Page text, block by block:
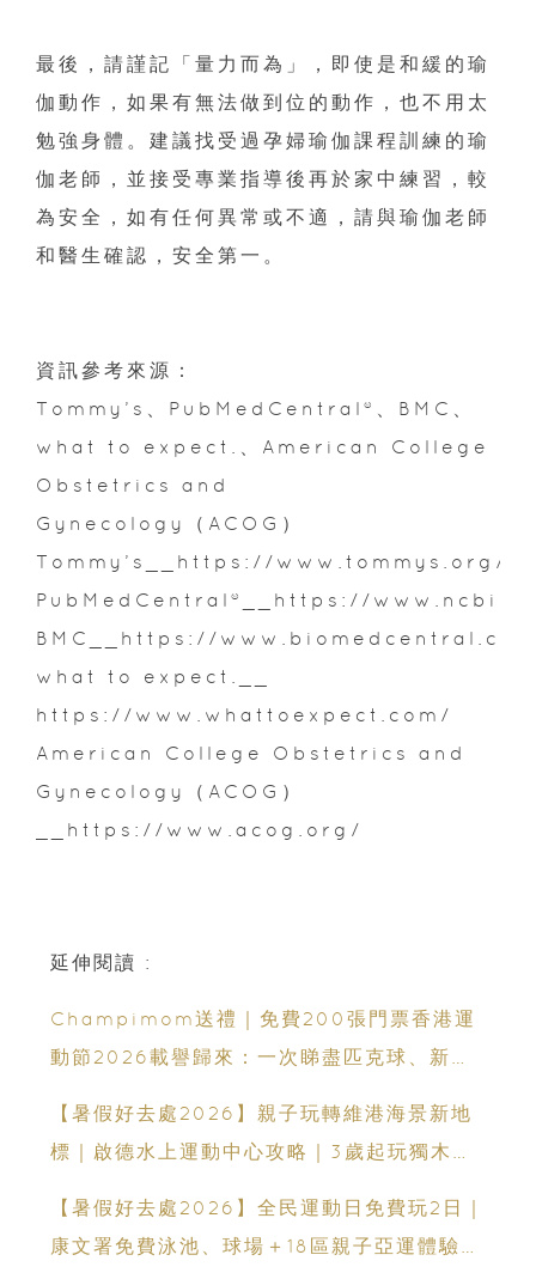
最後，請謹記「量力而為」，即使是和緩的瑜
伽動作，如果有無法做到位的動作，也不用太
勉強身體。建議找受過孕婦瑜伽課程訓練的瑜
伽老師，並接受專業指導後再於家中練習，較
為安全，如有任何異常或不適，請與瑜伽老師
和醫生確認，安全第一。
資訊參考來源：
Tommy’s、PubMedCentral®、BMC、
what to expect.、American College
Obstetrics and
Gynecology（ACOG）
Tommy’s__https://www.tommys.org/
PubMedCentral®__https://
BMC__https://
what to expect.__
https://www.whattoexpect.com/
American College Obstetrics and
Gynecology（ACOG）
__https://www.acog.org/
延伸閱讀 :
Champimom送禮｜免費200張門票香港運
動節2026載譽歸來：一次睇盡匹克球、新興
【暑假好去處2026】親子玩轉維港海景新地
標｜啟德水上運動中心攻略｜3歲起玩獨木舟
【暑假好去處2026】全民運動日免費玩2日｜
康文署免費泳池、球場＋18區親子亞運體驗活